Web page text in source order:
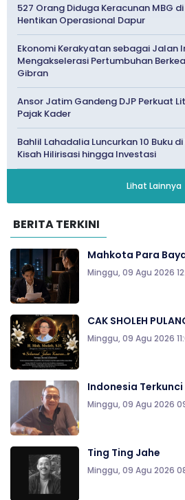
527 Orang Diduga Keracunan MBG
Hentikan Operasional Dapur
Ekonomi Kerakyatan sebagai Jalan
Mengakselerasi Pertumbuhan
Gibran
Ansor Jatim Gandeng DJP Perkuat
Pajak Kader
Bahlil Lahadalia Luncurkan 10 Buku
Kisah Hilirisasi hingga Investasi
Lihat Lainnya
BERITA TERKINI
Mahkota Para
Minggu, 09 Agu 2026
CAK SHOLEH
Minggu, 09 Agu 2026
Indonesia
Minggu, 09 Agu 2026
Ting Ting Jahe
Minggu, 09 Agu 2026